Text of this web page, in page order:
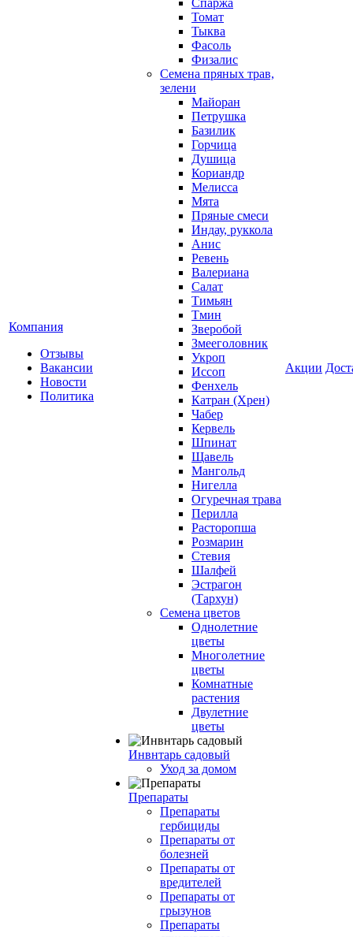
Компания
Отзывы
Вакансии
Новости
Политика
Спаржа
Томат
Тыква
Фасоль
Физалис
Семена пряных трав,
зелени
Майоран
Петрушка
Базилик
Горчица
Душица
Кориандр
Мелисса
Мята
Пряные смеси
Индау, руккола
Анис
Ревень
Валериана
Салат
Тимьян
Тмин
Зверобой
Змееголовник
Укроп
Иссоп
Фенхель
Катран (Хрен)
Чабер
Кервель
Шпинат
Щавель
Мангольд
Нигелла
Огуречная трава
Перилла
Расторопша
Розмарин
Стевия
Шалфей
Эстрагон
(Тархун)
Семена цветов
Однолетние
цветы
Многолетние
цветы
Комнатные
растения
Двулетние
цветы
Инвнтарь садовый
Уход за домом
Препараты
Препараты
гербициды
Препараты от
болезней
Препараты от
вредителей
Препараты от
грызунов
Препараты
Акции